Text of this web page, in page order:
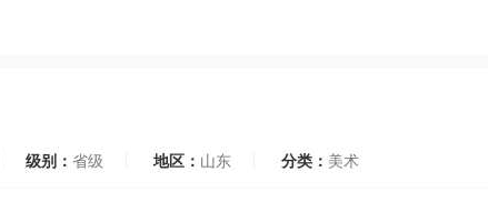
级别： 省级 地区： 山东 分类： 美术